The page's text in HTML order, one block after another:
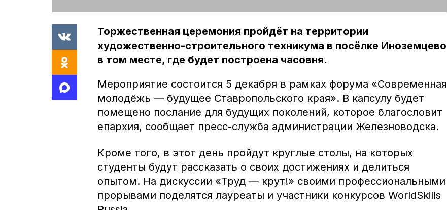
Торжественная церемония пройдёт на территории
художественно-строительного техникума в посёлке Иноземцево
в том месте, где будет построена часовня.
Мероприятие состоится 5 декабря в рамках форума «Современная
молодёжь — будущее Ставропольского края». В капсулу будет
помещено послание для будущих поколений, которое благословит
епархия, сообщает пресс-служба администрации Железноводска.
Кроме того, в этот день пройдут круглые столы, на которых
студенты будут рассказать о своих достижениях и делиться
опытом. На дискуссии «Труд — крут!» своими профессиональными
прорывами поделятся лауреаты и участники конкурсов WorldSkills